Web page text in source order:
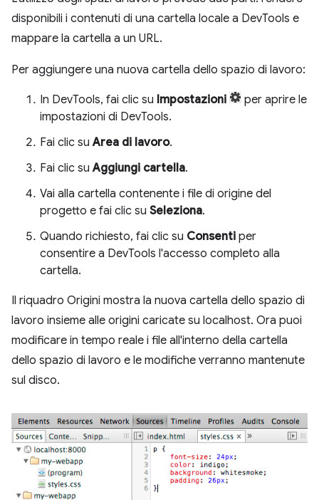
disponibili i contenuti di una cartella locale a DevTools e
mappare la cartella a un URL.
Per aggiungere una nuova cartella dello spazio di lavoro:
In DevTools, fai clic su Impostazioni
per aprire le
impostazioni di DevTools.
Fai clic suArea di lavoro.
Fai clic suAggiungi cartella.
Vai alla cartella contenente i file di origine del
progetto e fai clic su Seleziona.
Quando richiesto, fai clic su Consenti per
consentire a DevTools l'accesso completo alla
cartella.
Il riquadro Origini mostra la nuova cartella dello spazio di
lavoro insieme alle origini caricate su localhost. Ora puoi
modificare in tempo reale i file all'interno della cartella
dello spazio di lavoro e le modifiche verranno mantenute
sul disco.